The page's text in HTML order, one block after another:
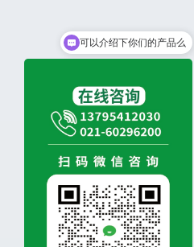
你们是怎么收费的呢